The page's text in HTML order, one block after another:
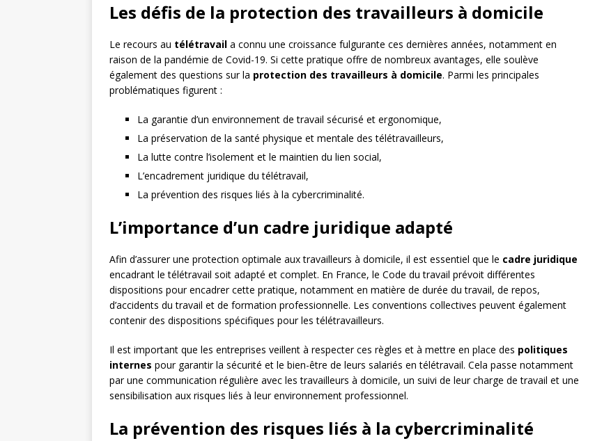
Les défis de la protection des travailleurs à domicile
Le recours au télétravail a connu une croissance fulgurante ces dernières années, notamment en
raison de la pandémie de Covid-19. Si cette pratique offre de nombreux avantages, elle soulève
également des questions sur la protection des travailleurs à domicile. Parmi les principales
problématiques figurent :
La garantie d’un environnement de travail sécurisé et ergonomique,
La préservation de la santé physique et mentale des télétravailleurs,
La lutte contre l’isolement et le maintien du lien social,
L’encadrement juridique du télétravail,
La prévention des risques liés à la cybercriminalité.
L’importance d’un cadre juridique adapté
Afin d’assurer une protection optimale aux travailleurs à domicile, il est essentiel que le cadre juridique
encadrant le télétravail soit adapté et complet. En France, le Code du travail prévoit différentes
dispositions pour encadrer cette pratique, notamment en matière de durée du travail, de repos,
d’accidents du travail et de formation professionnelle. Les conventions collectives peuvent également
contenir des dispositions spécifiques pour les télétravailleurs.
Il est important que les entreprises veillent à respecter ces règles et à mettre en place des politiques
internes pour garantir la sécurité et le bien-être de leurs salariés en télétravail. Cela passe notamment
par une communication régulière avec les travailleurs à domicile, un suivi de leur charge de travail et une
sensibilisation aux risques liés à leur environnement professionnel.
La prévention des risques liés à la cybercriminalité